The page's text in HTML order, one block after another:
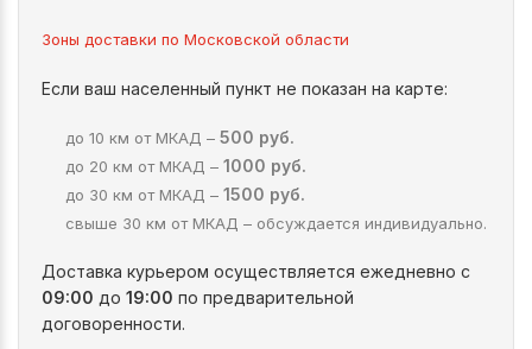
Зоны доставки по Московской области
Если ваш населенный пункт не показан на карте:
до 10 км от МКАД – 500 руб.
до 20 км от МКАД – 1000 руб.
до 30 км от МКАД – 1500 руб.
свыше 30 км от МКАД – обсуждается индивидуально.
Доставка курьером осуществляется ежедневно с
09:00 до 19:00 по предварительной
договоренности.